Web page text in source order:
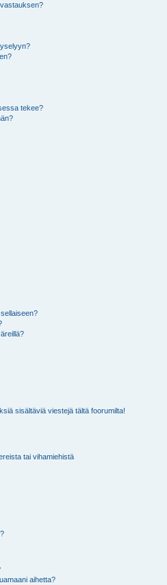
tekee?
sisältäviä viestejä tältä foorumilta!
tai vihamiehistä
aihetta?